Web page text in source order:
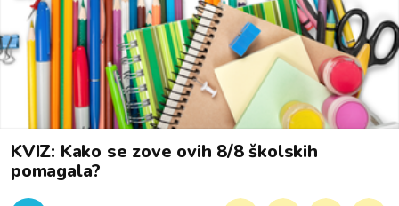
KVIZ: Kako se zove ovih 8/8 školskih
pomagala?